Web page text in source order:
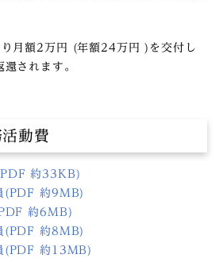
月額2万円 (年額24万円 )を交付し
されます。
動費
約33KB)
(PDF 約9MB)
約6MB)
(PDF 約8MB)
(PDF 約13MB)